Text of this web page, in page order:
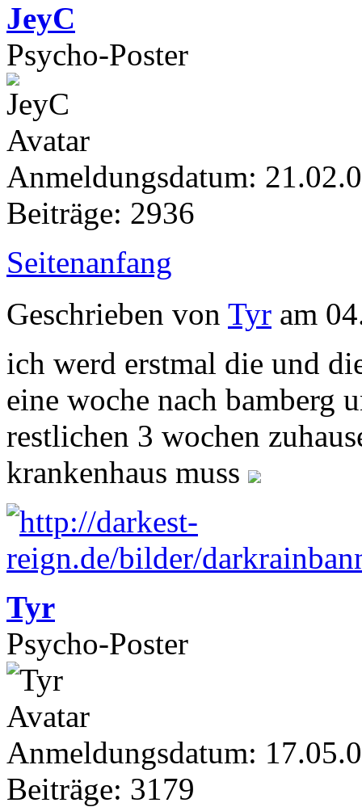
JeyC
Psycho-Poster
Anmeldungsdatum:
Beiträge: 2936
Seitenanfang
Geschrieben von Tyr am
ich werd erstmal die und
eine woche nach bamberg
restlichen 3 wochen
krankenhaus muss
Tyr
Psycho-Poster
Anmeldungsdatum:
Beiträge: 3179